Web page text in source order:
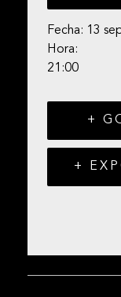
Fecha: 13
Hora:
21:00
+
+